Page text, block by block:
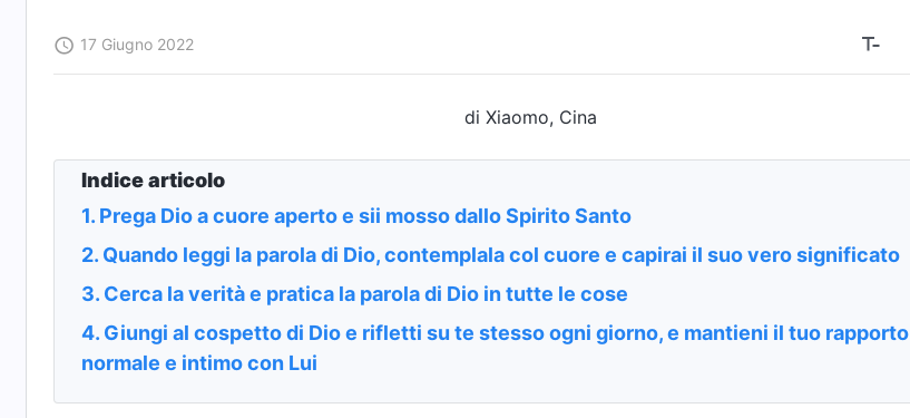
17 Giugno 2022
di Xiaomo, Cina
Indice articolo
1. Prega Dio a cuore aperto e sii mosso dallo Spirito Santo
2. Quando leggi la parola di Dio, contemplala col cuore e capirai il suo vero significato
3. Cerca la verità e pratica la parola di Dio in tutte le cose
4. Giungi al cospetto di Dio e rifletti su te stesso ogni giorno, e mantieni il tuo rapporto
normale e intimo con Lui